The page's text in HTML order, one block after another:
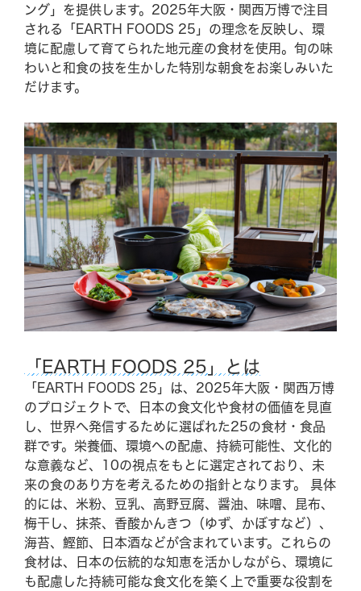
News & Topics
CAMP
アクセス情報
駐車場情報
周辺観光
Google map
Q&A
企業研修・セミナー
パンフレット
採用情報
Facebook
LINE (The Day Osaka)
Tripadvisor
LINE (The Day BBQ
Osaka)
X
ご予約はこちら
ング」を提供します。2025年大阪・関西万博で注目
される「EARTH FOODS 25」の理念を反映し、環
境に配慮して育てられた地元産の食材を使用。旬の味
わいと和食の技を生かした特別な朝食をお楽しみいた
だけます。
「EARTH FOODS 25」とは
「EARTH FOODS 25」は、2025年大阪・関西万博
のプロジェクトで、日本の食文化や食材の価値を見直
し、世界へ発信するために選ばれた25の食材・食品
群です。栄養価、環境への配慮、持続可能性、文化的
な意義など、10の視点をもとに選定されており、未
来の食のあり方を考えるための指針となります。 具体
的には、米粉、豆乳、高野豆腐、醤油、味噌、昆布、
梅干し、抹茶、香酸かんきつ（ゆず、かぼすなど）、
海苔、鰹節、日本酒などが含まれています。これらの
食材は、日本の伝統的な知恵を活かしながら、環境に
も配慮した持続可能な食文化を築く上で重要な役割を